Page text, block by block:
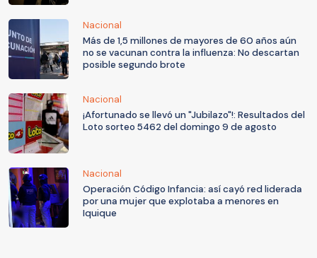
Nacional
Más de 1,5 millones de mayores de 60 años aún
no se vacunan contra la influenza: No descartan
posible segundo brote
Nacional
¡Afortunado se llevó un "Jubilazo"!: Resultados del
Loto sorteo 5462 del domingo 9 de agosto
Nacional
Operación Código Infancia: así cayó red liderada
por una mujer que explotaba a menores en
Iquique